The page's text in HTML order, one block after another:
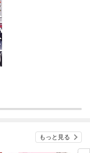
もっと見る